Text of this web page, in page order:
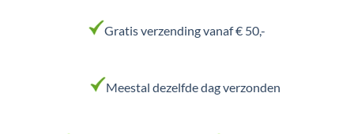
variaties.
Deze
gekozen
gekozen
Gratis verzending vanaf € 50,-
Meestal dezelfde dag verzonden